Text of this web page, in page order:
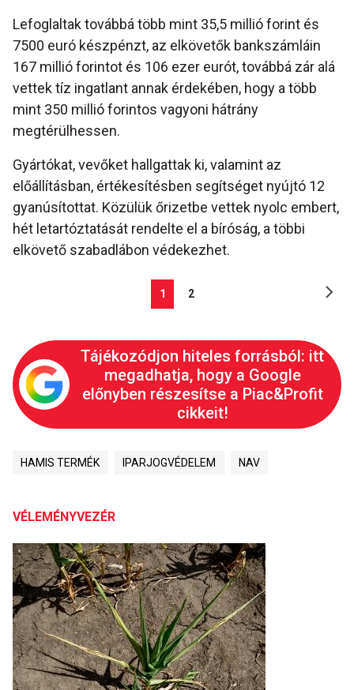
Lefoglaltak továbbá több mint 35,5 millió forint és
7500 euró készpénzt, az elkövetők bankszámláin
167 millió forintot és 106 ezer eurót, továbbá zár alá
vettek tíz ingatlant annak érdekében, hogy a több
mint 350 millió forintos vagyoni hátrány
megtérülhessen.
Gyártókat, vevőket hallgattak ki, valamint az
előállításban, értékesítésben segítséget nyújtó 12
gyanúsítottat. Közülük őrizetbe vettek nyolc embert,
hét letartóztatását rendelte el a bíróság, a többi
elkövető szabadlábon védekezhet.
1 2
Tájékozódjon hiteles forrásból: itt
megadhatja, hogy a Google
előnyben részesítse a Piac&Profit
cikkeit!
HAMIS TERMÉK IPARJOGVÉDELEM NAV
VÉLEMÉNYVEZÉR